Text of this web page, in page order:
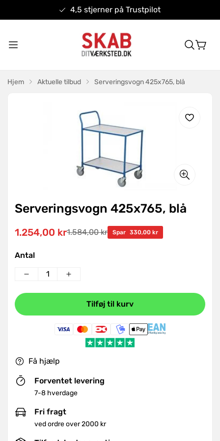
4,5 stjerner på Trustpilot
Hjem Aktuelle tilbud Serveringsvogn 425x765, blå
Serveringsvogn 425x765, blå
Udsalgspris
1.254,00 kr
Normal
pris
1.584,00 kr Spar 330,00 kr
Antal
Tilføj til kurv
Få hjælp
Forventet levering
7-8 hverdage
Fri fragt
ved ordre over 2000 kr